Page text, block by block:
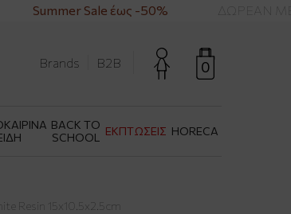
Summer Sale έως -50% ΔΩΡΕΑΝ
0
Brands B2B
BACK TO
SCHOOL
ΕΚΠΤΩΣΕΙΣ HORECA
Resin 15x10.5x2.5cm